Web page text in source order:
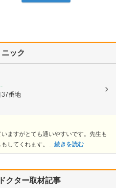
ック
番地
ますがとても通いやすいです。先生も
してくれます。... 続きを読む
クター取材記事